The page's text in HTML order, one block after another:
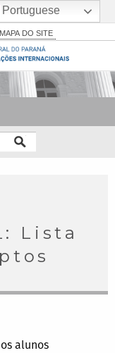
Simplifique!
BR
Participe
Legislação
Canais
MAPA DO SITE
Lista
alunos
Portuguese